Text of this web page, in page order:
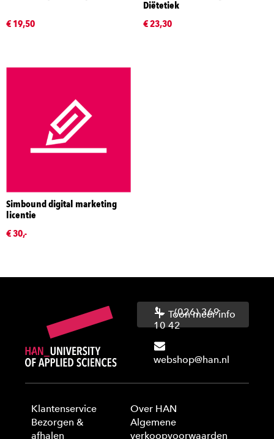
€ 19,50
Diëtetiek
€ 23,30
Simbound digital marketing
licentie
€ 30,-
(026) 369
10 42
webshop@han.nl
Toon meer info
Klantenservice
Bezorgen &
afhalen
Over HAN
Algemene
verkoopvoorwaarden